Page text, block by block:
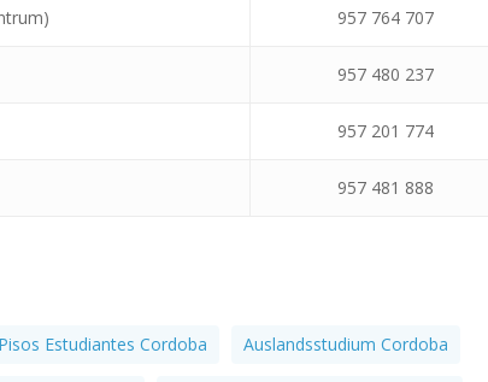
957 764 707
957 480 237
957 201 774
957 481 888
Estudiantes Cordoba Auslandsstudium Cordoba